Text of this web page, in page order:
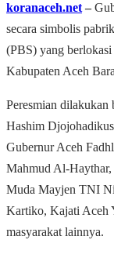
koranaceh.net –
secara simbolis
(PBS) yang
Kabupaten Aceh
Peresmian dilakukan
Hashim
Gubernur Aceh
Mahmud Al-
Muda Mayjen TNI
Kartiko, Kajati Aceh
masyarakat lainnya.